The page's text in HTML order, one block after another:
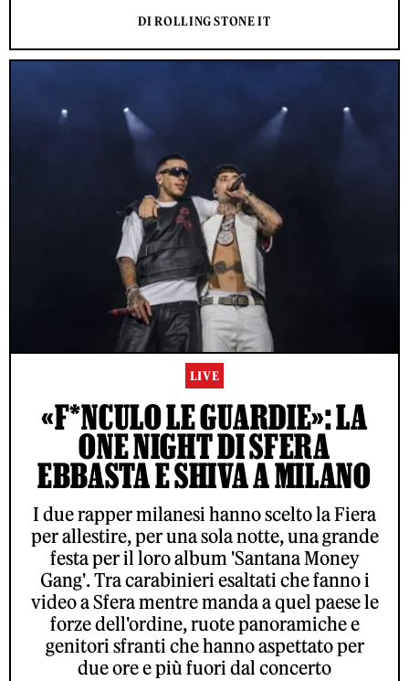
DI ROLLING STONE IT
LIVE
«F*NCULO LE GUARDIE»: LA
ONE NIGHT DI SFERA
EBBASTA E SHIVA A MILANO
I due rapper milanesi hanno scelto la Fiera
per allestire, per una sola notte, una grande
festa per il loro album 'Santana Money
Gang'. Tra carabinieri esaltati che fanno i
video a Sfera mentre manda a quel paese le
forze dell'ordine, ruote panoramiche e
genitori sfranti che hanno aspettato per
due ore e più fuori dal concerto